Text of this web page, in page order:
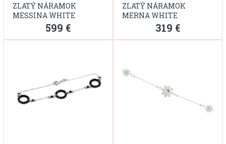
ZLATÝ NÁRAMOK
MESSINA WHITE
599 €
ZLATÝ NÁRAMOK
MERNA WHITE
319 €